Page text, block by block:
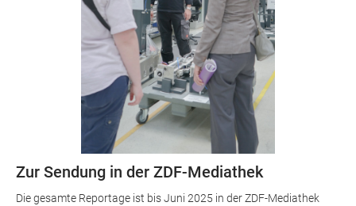
Zur Sendung in der ZDF-Mediathek
Die gesamte Reportage ist bis Juni 2025 in der ZDF-Mediathek